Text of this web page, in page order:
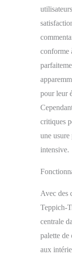
conforme
pour leur
critiques
une usure
intensive.
Avec des
Teppich-
centrale
palette de
aux